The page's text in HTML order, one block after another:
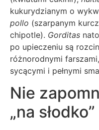
kukurydzianym o
pollo (szarpanym
chipotle). Gorditas
po upieczeniu są
różnorodnymi
sycącymi i pełnymi
Nie
„na